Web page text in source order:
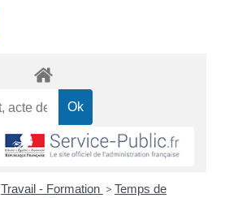
Travail - Formation > Temps de